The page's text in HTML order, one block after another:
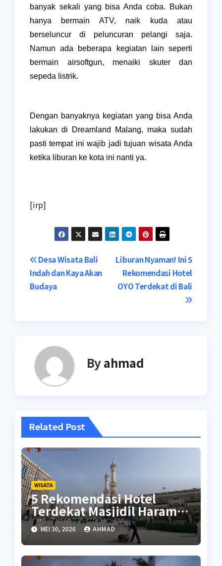
banyak sekali yang bisa Anda coba. Bukan
hanya bermain ATV, naik kuda atau
berseluncur di peluncuran pelangi saja.
Namun ada beberapa kegiatan lain seperti
bermain airsoftgun, menaiki skuter dan
sepeda listrik.
Dengan banyaknya kegiatan yang bisa Anda
lakukan di Dreamland Malang, maka sudah
pasti tempat ini wajib jadi tujuan wisata Anda
ketika liburan ke kota ini nanti ya.
[irp]
Navigasi
pos
Liburan Nyaman! Ini 5
Rekomendasi Hotel
OYO Terdekat di Bali
Desa Wisata Bali
Indah dan Kaya Akan
Budaya
Byahmad
Related Post
WISATA
5 Rekomendasi Hotel
Terdekat Masjidil Haram
Terbaik
MEI 30, 2026 AHMAD